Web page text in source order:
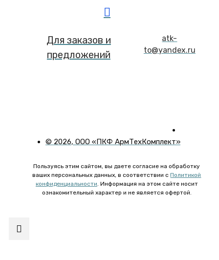
Для заказов и
предложений
atk-
to@yandex.ru
© 2026, ООО «ПКФ АрмТехКомплект»
Пользуясь этим сайтом, вы даете согласие на обработку
ваших персональных данных, в соответствии сПолитикой
конфиденциальности. Информация на этом сайте носит
ознакомительный характер и не является офертой.